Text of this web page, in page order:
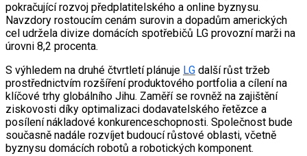
pokračující rozvoj předplatitelského a online byznysu.
Navzdory rostoucím cenám surovin a dopadům amerických
cel udržela divize domácích spotřebičů LG provozní marži na
úrovni 8,2 procenta.
S výhledem na druhé čtvrtletí plánuje LG další růst tržeb
prostřednictvím rozšíření produktového portfolia a cílení na
klíčové trhy globálního Jihu. Zaměří se rovněž na zajištění
ziskovosti díky optimalizaci dodavatelského řetězce a
posílení nákladové konkurenceschopnosti. Společnost bude
současně nadále rozvíjet budoucí růstové oblasti, včetně
byznysu domácích robotů a robotických komponent.